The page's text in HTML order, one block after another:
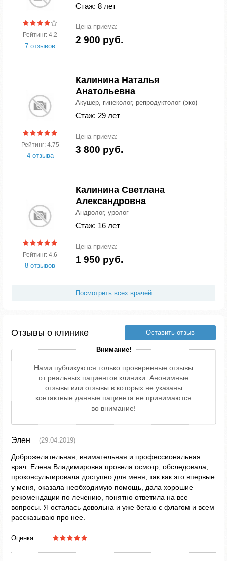
Рейтинг: 4.2
7 отзывов
Стаж: 8 лет
Цена приема:
2 900 руб.
Рейтинг: 4.75
4 отзыва
Калинина Наталья
Анатольевна
Акушер, гинеколог, репродуктолог (эко)
Стаж: 29 лет
Цена приема:
3 800 руб.
Рейтинг: 4.6
8 отзывов
Калинина Светлана
Александровна
Андролог, уролог
Стаж: 16 лет
Цена приема:
1 950 руб.
Посмотреть всех врачей
Отзывы о клинике Оставить отзыв
Внимание!
Нами публикуются только проверенные отзывы
от реальных пациентов клиники. Анонимные
отзывы или отзывы в которых не указаны
контактные данные пациента не принимаются
во внимание!
Элен (29.04.2019)
Доброжелательная, внимательная и профессиональная
врач. Елена Владимировна провела осмотр, обследовала,
проконсультировала доступно для меня, так как это впервые
у меня, оказала необходимую помощь, дала хорошие
рекомендации по лечению, понятно ответила на все
вопросы. Я осталась довольна и уже бегаю с флагом и всем
рассказываю про нее.
Оценка: